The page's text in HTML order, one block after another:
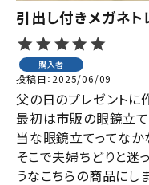
引出し付きメガネト
購入者
投稿日 2025/06/09
父の日のプレゼントに
最初は市販の眼鏡立て
当な眼鏡立てってなか
そこで夫婦ちどりと迷
うなこちらの商品にし